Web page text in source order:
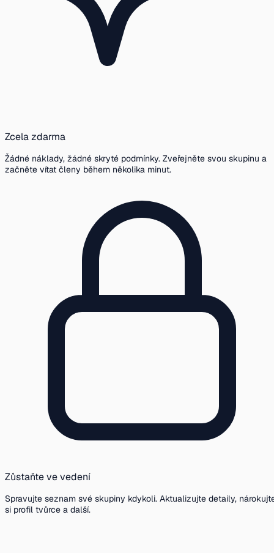
Zcela zdarma
Žádné náklady, žádné skryté podmínky. Zveřejněte svou skupinu a
začněte vítat členy během několika minut.
Zůstaňte ve vedení
Spravujte seznam své skupiny kdykoli. Aktualizujte detaily,
si profil tvůrce a další.